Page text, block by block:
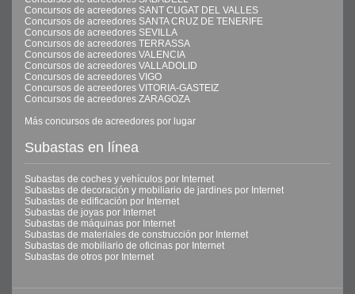
Concursos de acreedores SANT CUGAT DEL VALLES
Concursos de acreedores SANTA CRUZ DE TENERIFE
Concursos de acreedores SEVILLA
Concursos de acreedores TERRASSA
Concursos de acreedores VALENCIA
Concursos de acreedores VALLADOLID
Concursos de acreedores VIGO
Concursos de acreedores VITORIA-GASTEIZ
Concursos de acreedores ZARAGOZA
Más concursos de acreedores por lugar
Subastas en línea
Subastas de coches y vehículos por Internet
Subastas de decoración y mobiliario de jardines por Internet
Subastas de edificación por Internet
Subastas de joyas por Internet
Subastas de máquinas por Internet
Subastas de materiales de construcción por Internet
Subastas de mobiliario de oficinas por Internet
Subastas de otros por Internet